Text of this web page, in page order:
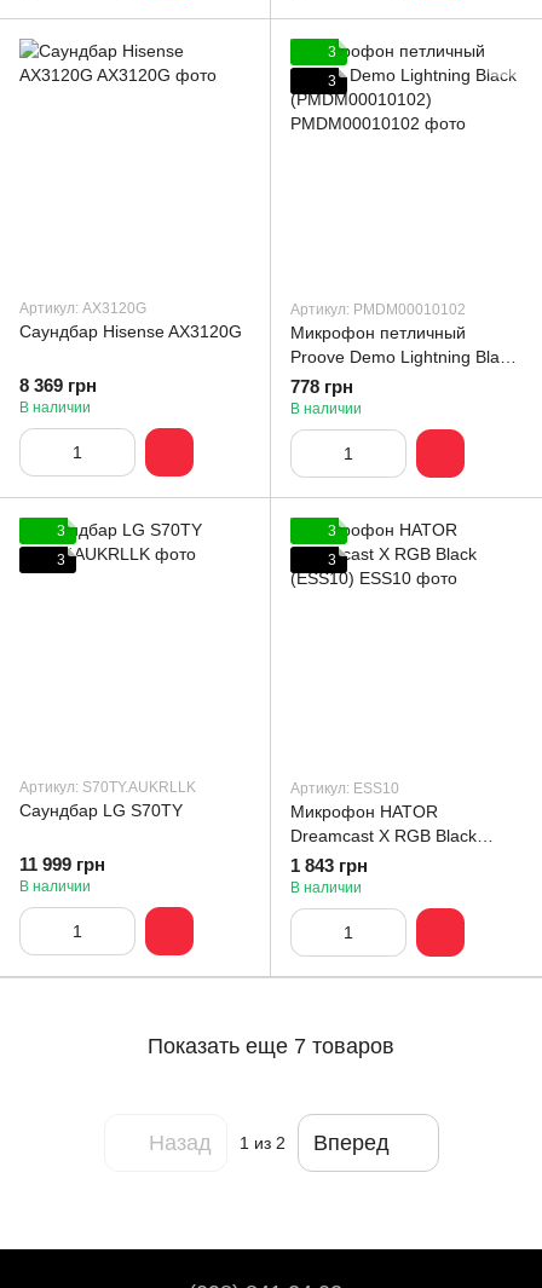
Артикул: AX3120G
Саундбар Hisense AX3120G
8 369 грн
В наличии
3
3
Артикул: PMDM00010102
Микрофон петличный
Proove Demo Lightning Black
(PMDM00010102)
778 грн
В наличии
3
3
Артикул: S70TY.AUKRLLK
Саундбар LG S70TY
11 999 грн
В наличии
3
3
Артикул: ESS10
Микрофон HATOR
Dreamcast X RGB Black
(ESS10)
1 843 грн
В наличии
Показать еще 7 товаров
Назад 1 из 2 Вперед